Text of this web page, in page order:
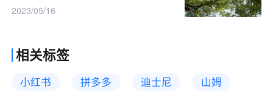
2023/05/16
相关标签
小红书 拼多多 迪士尼
山姆